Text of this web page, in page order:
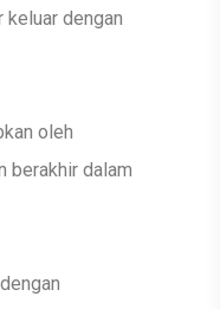
dengan
oleh
berakhir dalam